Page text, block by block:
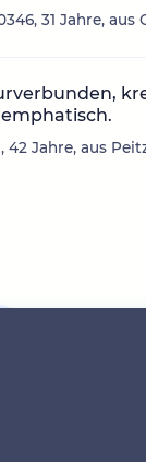
31 Jahre, aus
42 Jahre, aus